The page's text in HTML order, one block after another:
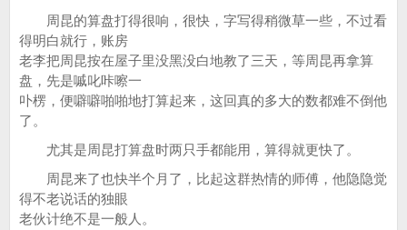
周昆的算盘打得很响，很快，字写得稍微草一些，不过看
得明白就行，账房
老李把周昆按在屋子里没黑没白地教了三天，等周昆再拿算
盘，先是嘁叱咔嚓一
卟楞，便噼噼啪啪地打算起来，这回真的多大的数都难不倒他
了。
尤其是周昆打算盘时两只手都能用，算得就更快了。
周昆来了也快半个月了，比起这群热情的师傅，他隐隐觉
得不老说话的独眼
老伙计绝不是一般人。